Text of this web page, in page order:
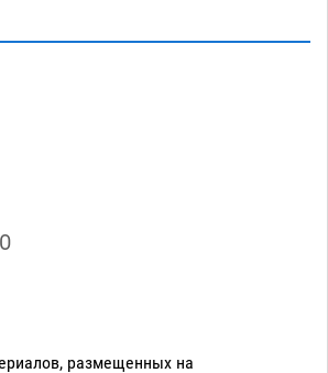
размещенных на